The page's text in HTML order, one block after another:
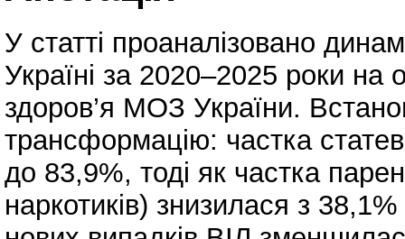
У статті проаналізовано
Україні за 2020–2025 роки на
здоров’я МОЗ України.
трансформацію: частка
до 83,9%, тоді як частка
наркотиків) знизилася з